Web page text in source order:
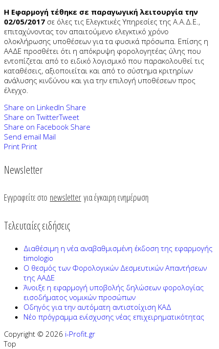
Η Εφαρμογή τέθηκε σε παραγωγική λειτουργία την
02/05/2017 σε όλες τις Ελεγκτικές Υπηρεσίες της Α.Α.Δ.Ε.,
επιταχύνοντας τον απαιτούμενο ελεγκτικό χρόνο
ολοκλήρωσης υποθέσεων για τα φυσικά πρόσωπα. Επίσης η
ΑΑΔΕ προσθέτει ότι η απόκρυψη φορολογητέας ύλης που
εντοπίζεται από το ειδικό λογισμικό που παρακολουθεί τις
καταθέσεις, αξιοποιείται και από το σύστημα κριτηρίων
ανάλυσης κινδύνου και για την επιλογή υποθέσεων προς
έλεγχο.
Share on LinkedIn Share
Share on TwitterTweet
Share on Facebook Share
Send email Mail
Print Print
Newsletter
Εγγραφείτε στο newsletter για έγκαιρη ενημέρωση
Τελευταίες ειδήσεις
Διαθέσιμη η νέα αναβαθμισμένη έκδοση της εφαρμογής
timologio
Ο θεσμός των Φορολογικών Δεσμευτικών Απαντήσεων
της ΑΑΔΕ
Άνοιξε η εφαρμογή υποβολής δηλώσεων φορολογίας
εισοδήματος νομικών προσώπων
Οδηγός για την αυτόματη αντιστοίχιση ΚΑΔ
Νέο πρόγραμμα ενίσχυσης νέας επιχειρηματικότητας
Copyright © 2026 i-Profit.gr
Top